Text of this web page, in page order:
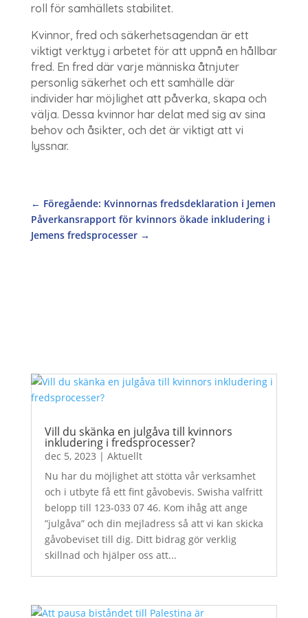
roll för samhällets stabilitet.
Kvinnor, fred och säkerhetsagendan är ett
viktigt verktyg i arbetet för att uppnå en hållbar
fred. En fred där varje människa åtnjuter
personlig säkerhet och ett samhälle där
individer har möjlighet att påverka, skapa och
välja. Dessa kvinnor har delat med sig av sina
behov och åsikter, och det är viktigt att vi
lyssnar.
← Föregående: Kvinnornas fredsdeklaration i Jemen
Påverkansrapport för kvinnors ökade inkludering i
Jemens fredsprocesser→
Vill du skänka en julgåva till kvinnors
inkludering i fredsprocesser?
dec 5, 2023 | Aktuellt
Nu har du möjlighet att stötta vår verksamhet
och i utbyte få ett fint gåvobevis. Swisha valfritt
belopp till 123-033 07 46. Kom ihåg att ange
”julgåva” och din mejladress så att vi kan skicka
gåvobeviset till dig. Ditt bidrag gör verklig
skillnad och hjälper oss att...